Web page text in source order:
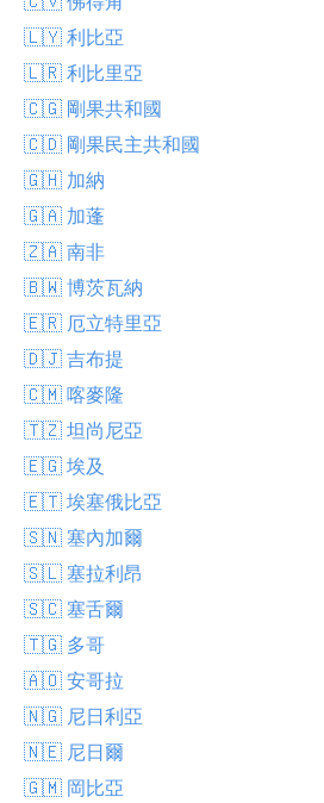
🇱🇾 利比亞
🇱🇷 利比里亞
🇨🇬 剛果共和國
🇨🇩 剛果民主共和國
🇬🇭 加納
🇬🇦 加蓬
🇿🇦 南非
🇧🇼 博茨瓦納
🇪🇷 厄立特里亞
🇩🇯 吉布提
🇨🇲 喀麥隆
🇹🇿 坦尚尼亞
🇪🇬 埃及
🇪🇹 埃塞俄比亞
🇸🇳 塞內加爾
🇸🇱 塞拉利昂
🇸🇨 塞舌爾
🇹🇬 多哥
🇦🇴 安哥拉
🇳🇬 尼日利亞
🇳🇪 尼日爾
🇬🇲 岡比亞